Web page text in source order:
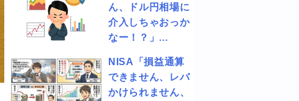
ん、ドル円相場に
介入しちゃおっか
なー！？」...
NISA「損益通算
できません、レバ
かけられません、